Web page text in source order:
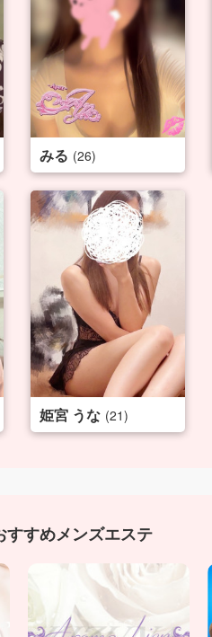
みる (26)
姫宮 うな (21)
すすめメンズエステ